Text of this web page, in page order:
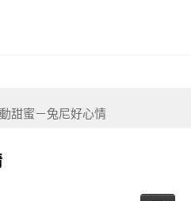
甜蜜－兔尼好心情